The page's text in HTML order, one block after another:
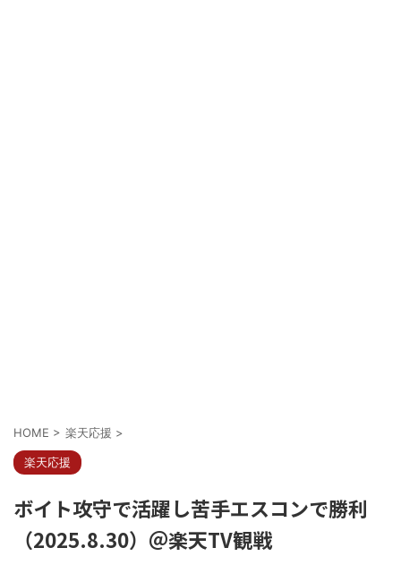
HOME > 楽天応援 >
楽天応援
ボイト攻守で活躍し苦手エスコンで勝利
（2025.8.30）＠楽天TV観戦